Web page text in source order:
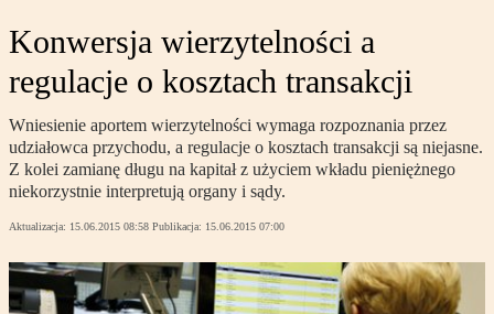
Konwersja wierzytelności a
regulacje o kosztach transakcji
Wniesienie aportem wierzytelności wymaga rozpoznania przez
udziałowca przychodu, a regulacje o kosztach transakcji są niejasne.
Z kolei zamianę długu na kapitał z użyciem wkładu pieniężnego
niekorzystnie interpretują organy i sądy.
Aktualizacja: 15.06.2015 08:58 Publikacja: 15.06.2015 07:00